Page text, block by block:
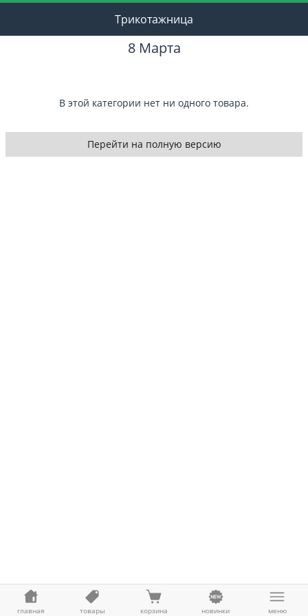
Трикотажница
8 Марта
В этой категории нет ни одного товара.
Перейти на полную версию